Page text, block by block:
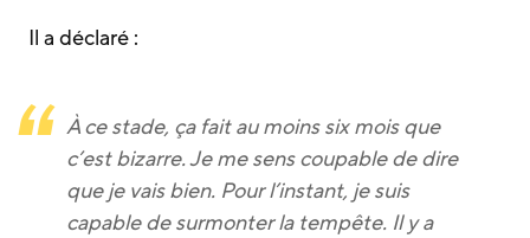
Il a déclaré :
À ce stade, ça fait au moins six mois que
c’est bizarre. Je me sens coupable de dire
que je vais bien. Pour l’instant, je suis
capable de surmonter la tempête. Il y a